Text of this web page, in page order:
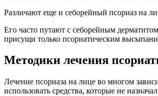
Различают еще и себорейный псориаз на
Его часто путают с себорейным
присущи только псориатическим
Методики лечения
Лечение псориаза на лице во многом
использовать средства, которые не